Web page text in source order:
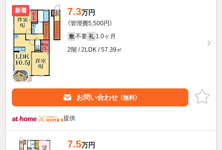
新着 7.3万円
（管理費5,500円）
敷 不要 礼 1.0ヶ月
2階 / 2LDK / 57.39㎡
お問い合わせ （無料）
提供
7.5万円